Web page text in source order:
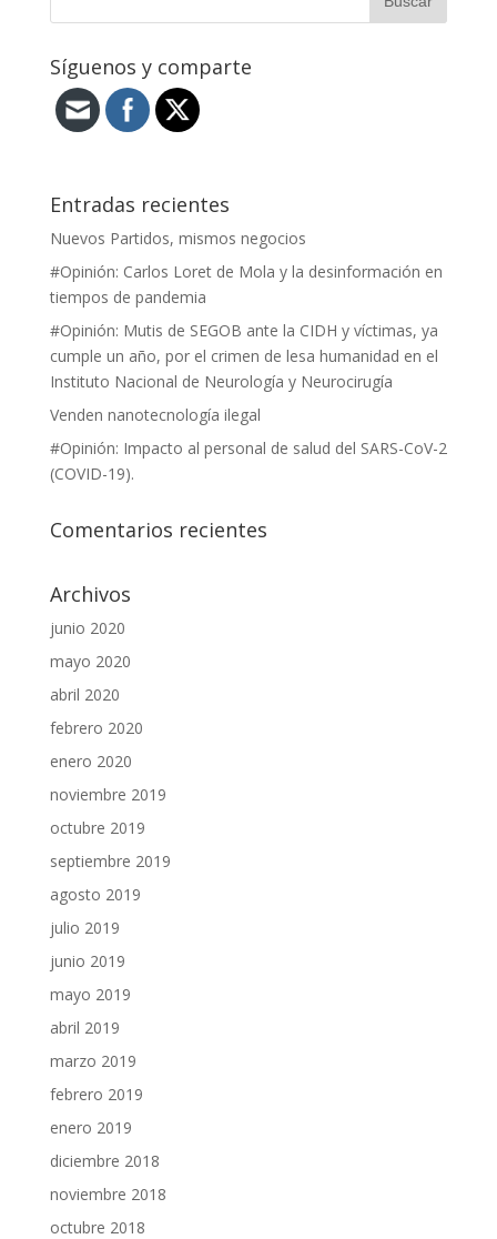
Síguenos y comparte
Entradas recientes
Nuevos Partidos, mismos negocios
#Opinión: Carlos Loret de Mola y la desinformación en
tiempos de pandemia
#Opinión: Mutis de SEGOB ante la CIDH y víctimas, ya
cumple un año, por el crimen de lesa humanidad en el
Instituto Nacional de Neurología y Neurocirugía
Venden nanotecnología ilegal
#Opinión: Impacto al personal de salud del SARS-CoV-2
(COVID-19).
Comentarios recientes
Archivos
junio 2020
mayo 2020
abril 2020
febrero 2020
enero 2020
noviembre 2019
octubre 2019
septiembre 2019
agosto 2019
julio 2019
junio 2019
mayo 2019
abril 2019
marzo 2019
febrero 2019
enero 2019
diciembre 2018
noviembre 2018
octubre 2018